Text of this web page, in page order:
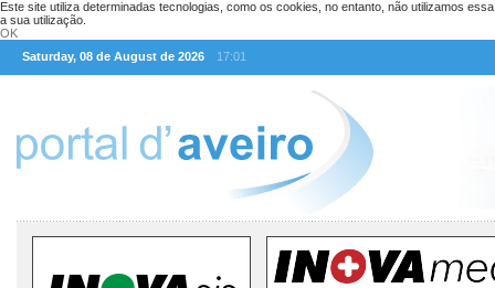
Este site utiliza determinadas tecnologias, como os cookies, no entanto, não utilizamos
a sua utilização.
OK
Saturday, 08 de August de 2026
17:01